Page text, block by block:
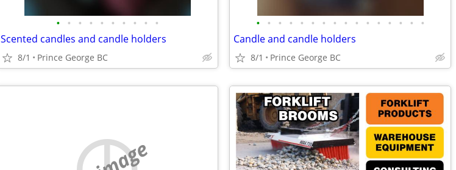
• • • • • • • • • •
Scented candles and candle holders
8/1 Prince George BC
• • • • • • • • • • • • • • • •
Candle and candle holders
8/1 Prince George BC